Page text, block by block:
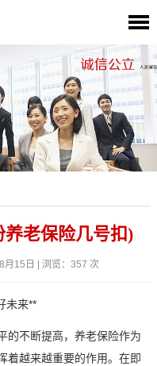
养老保险几号扣)
月15日 | 浏览：357 次
未来**
的不断提高，养老保险作为
着越来越重要的作用。在即